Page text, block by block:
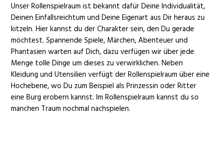
Unser Rollenspielraum ist bekannt dafür Deine Individualität,
Deinen Einfallsreichtum und Deine Eigenart aus Dir heraus zu
kitzeln. Hier kannst du der Charakter sein, den Du gerade
möchtest. Spannende Spiele, Märchen, Abenteuer und
Phantasien warten auf Dich, dazu verfügen wir über jede
Menge tolle Dinge um dieses zu verwirklichen. Neben
Kleidung und Utensilien verfügt der Rollenspielraum über eine
Hochebene, wo Du zum Beispiel als Prinzessin oder Ritter
eine Burg erobern kannst. Im Rollenspielraum kannst du so
manchen Traum nochmal nachspielen.